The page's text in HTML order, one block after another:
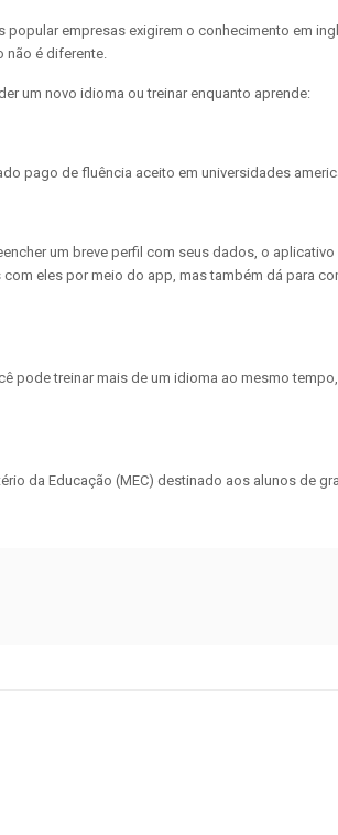
popular empresas exigirem o conhecimento em
não é diferente.
um novo idioma ou treinar enquanto aprende:
pago de fluência aceito em universidades
um breve perfil com seus dados, o aplicativo
eles por meio do app, mas também dá para
pode treinar mais de um idioma ao mesmo
da Educação (MEC) destinado aos alunos de